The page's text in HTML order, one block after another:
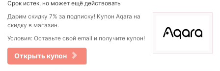
Срок истек, но может ещё действовать
Дарим скидку 7% за подписку! Купон Aqara на
скидку в магазин.
Условия: Оставьте свой email и получите купон!
Открыть купон